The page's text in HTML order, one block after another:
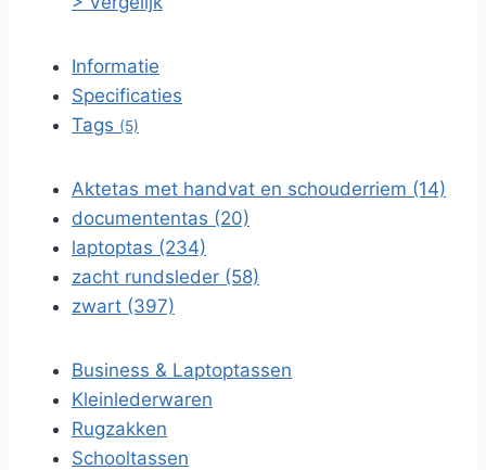
Informatie
Specificaties
Tags (5)
Aktetas met handvat en schouderriem (14)
documententas (20)
laptoptas (234)
zacht rundsleder (58)
zwart (397)
Business & Laptoptassen
Kleinlederwaren
Rugzakken
Schooltassen